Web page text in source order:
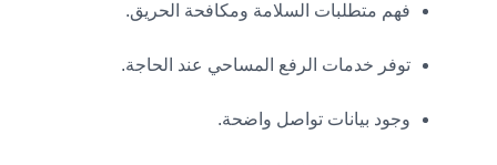
فهم متطلبات السلامة ومكافحة الحريق.
توفر خدمات الرفع المساحي عند الحاجة.
وجود بيانات تواصل واضحة.